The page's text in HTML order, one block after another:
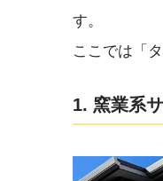
す。
ここでは「
1. 窯業系